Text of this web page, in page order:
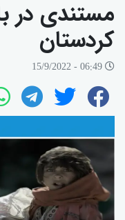
مستندی در
کردستان